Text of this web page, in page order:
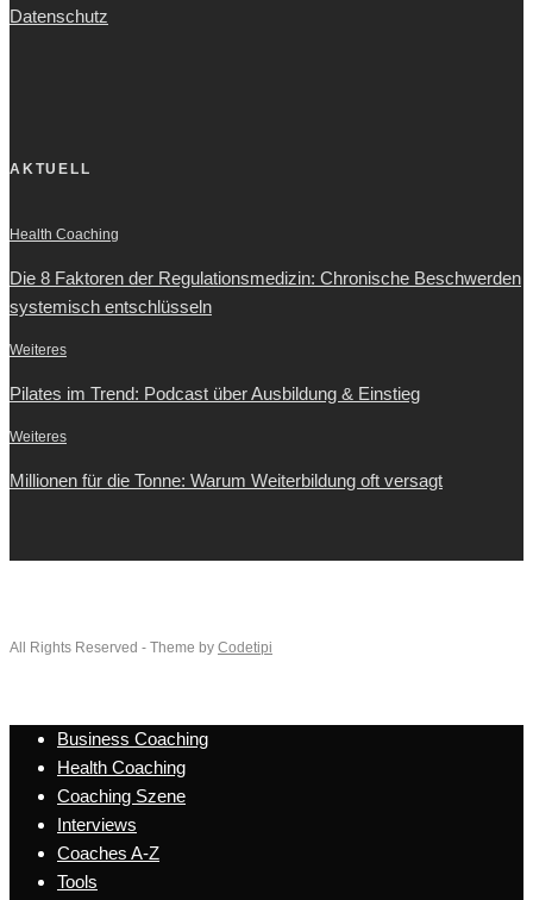
Datenschutz
AKTUELL
Health Coaching
Die 8 Faktoren der Regulationsmedizin: Chronische Beschwerden
systemisch entschlüsseln
Weiteres
Pilates im Trend: Podcast über Ausbildung & Einstieg
Weiteres
Millionen für die Tonne: Warum Weiterbildung oft versagt
All Rights Reserved - Theme by Codetipi
Business Coaching
Health Coaching
Coaching Szene
Interviews
Coaches A-Z
Tools